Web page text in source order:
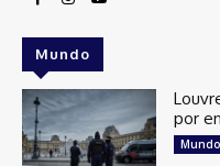
Mundo
por
Mundo